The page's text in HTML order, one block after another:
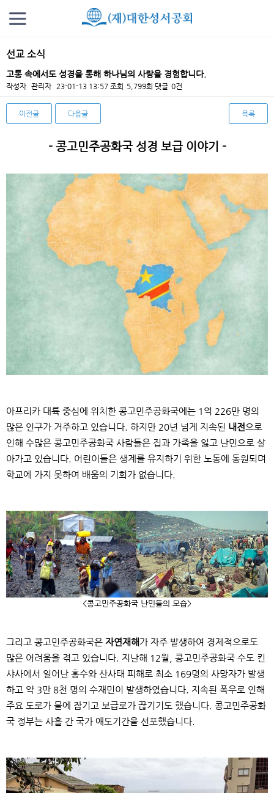
선교 소식
고통 속에서도 성경을 통해 하나님의 사랑을 경험합니다.
작성자 관리자 23-01-13 13:57 조회 5,799회 댓글 0건
이전글 다음글 목록
- 콩고민주공화국 성경 보급 이야기 -
아프리카 대륙 중심에 위치한 콩고민주공화국에는 1 억 226만 명의
많은 인구가 거주하고 있습니다 하지만 20년 넘게 지속된 내전 으로
인해 수많은 콩고민주공화국 사람들은 집과 가족을 잃고 난민으로 살
아가고 있습니다
어린이들은 생계를 유지하기 위한 노동에 동원되며
학교에 가지 못하여 배움의 기회가 없습니다
<콩고민주공화국 난민들의 모습>
그리고 콩고민주공화국은 자연재해가 자주 발생하여 경제적으로도
많은 어려움을 겪고 있습니다
지난해 12월
콩고민주공화국 수도 킨
샤사에서 일어난 홍수와 산사태 피해로 최소 169명의 사망자가 발생
하고 약 3만 8천 명의 수재민이 발생하였습니다
지속된 폭우로 인해
주요 도로가 물에 잠기고 보급로가 끊기기도 했습니다 콩고민주공화
국 정부는 사흘 간 국가 애도기간을 선포했습니다